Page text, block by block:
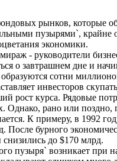
рынков, которые
пузырями`, крайне
экономики.
- руководители
о завтрашнем дне и
сотни
инвесторов
рост курса. Рядовые
Однако, рано или поздно,
К примеру, в 1992
После бурного
снизились до $170 млрд.
пузыря` возникает при